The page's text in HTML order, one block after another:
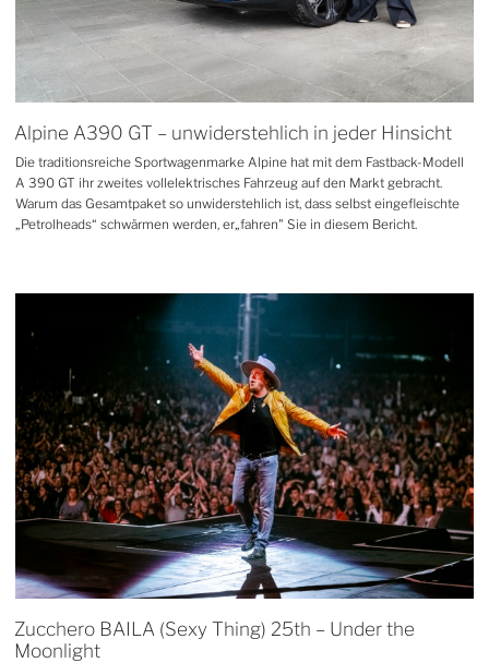
Alpine A390 GT – unwiderstehlich in jeder Hinsicht
Die traditionsreiche Sportwagenmarke Alpine hat mit dem Fastback-Modell
A 390 GT ihr zweites vollelektrisches Fahrzeug auf den Markt gebracht.
Warum das Gesamtpaket so unwiderstehlich ist, dass selbst eingefleischte
„Petrolheads“ schwärmen werden, er„fahren" Sie in diesem Bericht.
Zucchero BAILA (Sexy Thing) 25th – Under the
Moonlight